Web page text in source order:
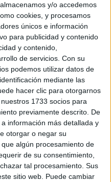
almacenamos y/o accedemos
cookies, y procesamos
únicos e información
para publicidad y contenido
y contenido,
de servicios. Con su
podemos utilizar datos de
mediante las
hacer clic para otorgarnos
1733 socios para
previamente descrito. De
información más detallada y
otorgar o negar su
algún procesamiento de
de su consentimiento,
tal procesamiento. Sus
sitio web. Puede cambiar
Chats Noirs de
siguen de cerca cada
Los duros casos de
aún mas con
que dar hace poco:la
lo es todavía más
pequeño, tan inocente,
una familiaque le
merecen y que desde
fue el abandono.
fue todo lo que se te